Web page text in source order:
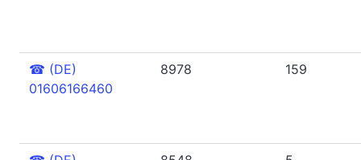
☎ (DE)
01606166460
8978 159